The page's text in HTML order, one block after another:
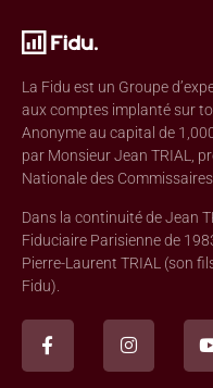
La Fidu est un Groupe
aux comptes implanté sur
Anonyme au capital de
par Monsieur Jean TRIAL,
Nationale des
Dans la continuité de Jean
Fiduciaire Parisienne de
Pierre-Laurent TRIAL (son
Fidu).